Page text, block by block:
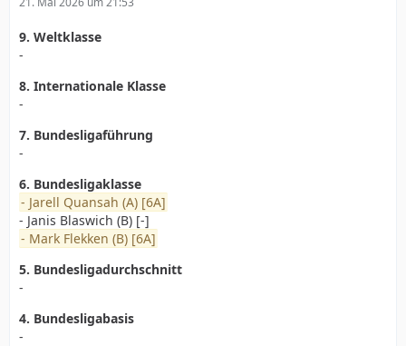
9. Weltklasse
-
8. Internationale Klasse
-
7. Bundesligaführung
-
6. Bundesligaklasse
- Jarell Quansah (A) [6A]
- Janis Blaswich (B) [-]
- Mark Flekken (B) [6A]
5. Bundesligadurchschnitt
-
4. Bundesligabasis
-